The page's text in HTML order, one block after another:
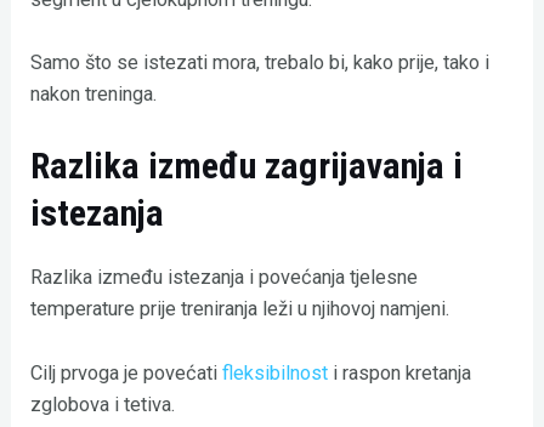
Samo što se istezati mora, trebalo bi, kako prije, tako i
nakon treninga.
Razlika između zagrijavanja i
istezanja
Razlika između istezanja i povećanja tjelesne
temperature prije treniranja leži u njihovoj namjeni.
Cilj prvoga je povećatifleksibilnost i raspon kretanja
zglobova i tetiva.